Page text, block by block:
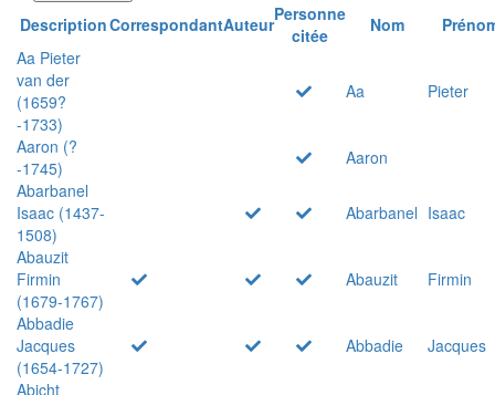
DescriptionCorrespondantAuteurPersonne
citée
Nom
Aa Pieter
van der
(1659?
-1733)
Aa Pieter
Aaron (?
-1745)
Aaron
Abarbanel
Isaac (1437-
1508)
Abarbanel Isaac
Abauzit
Firmin
(1679-1767)
Abauzit
Firmin
Abbadie
Jacques
(1654-1727)
Abbadie
Jacques
Abicht